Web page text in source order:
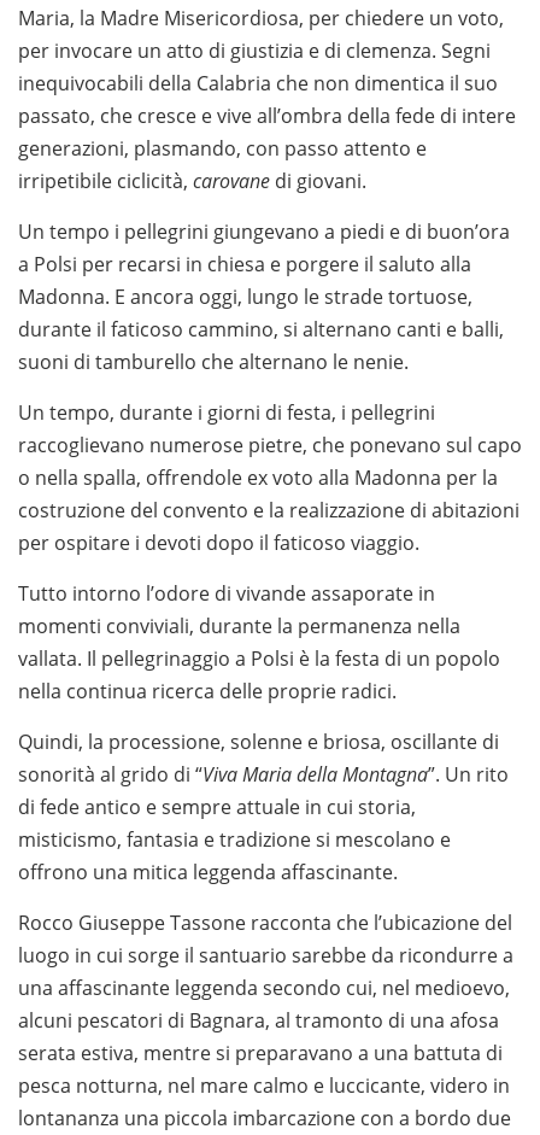
Maria, la Madre Misericordiosa, per chiedere un voto,
per invocare un atto di giustizia e di clemenza. Segni
inequivocabili della Calabria che non dimentica il suo
passato, che cresce e vive all’ombra della fede di intere
generazioni, plasmando, con passo attento e
irripetibile ciclicità, carovane di giovani.
Un tempo i pellegrini giungevano a piedi e di buon’ora
a Polsi per recarsi in chiesa e porgere il saluto alla
Madonna. E ancora oggi, lungo le strade tortuose,
durante il faticoso cammino, si alternano canti e balli,
suoni di tamburello che alternano le nenie.
Un tempo, durante i giorni di festa, i pellegrini
raccoglievano numerose pietre, che ponevano sul capo
o nella spalla, offrendole ex voto alla Madonna per la
costruzione del convento e la realizzazione di abitazioni
per ospitare i devoti dopo il faticoso viaggio.
Tutto intorno l’odore di vivande assaporate in
momenti conviviali, durante la permanenza nella
vallata. Il pellegrinaggio a Polsi è la festa di un popolo
nella continua ricerca delle proprie radici.
Quindi, la processione, solenne e briosa, oscillante di
sonorità al grido di “Viva Maria della Montagna”. Un rito
di fede antico e sempre attuale in cui storia,
misticismo, fantasia e tradizione si mescolano e
offrono una mitica leggenda affascinante.
Rocco Giuseppe Tassone racconta che l’ubicazione del
luogo in cui sorge il santuario sarebbe da ricondurre a
una affascinante leggenda secondo cui, nel medioevo,
alcuni pescatori di Bagnara, al tramonto di una afosa
serata estiva, mentre si preparavano a una battuta di
pesca notturna, nel mare calmo e luccicante, videro in
lontananza una piccola imbarcazione con a bordo due